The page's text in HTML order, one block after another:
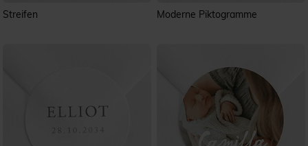
Streifen Moderne Piktogramme